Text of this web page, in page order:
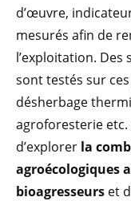
d’œuvre,
mesurés afin de
l’exploitation.
sont testés sur
désherbage
agroforesterie
d’explorer la
agroécologiques
bioagresseurs et